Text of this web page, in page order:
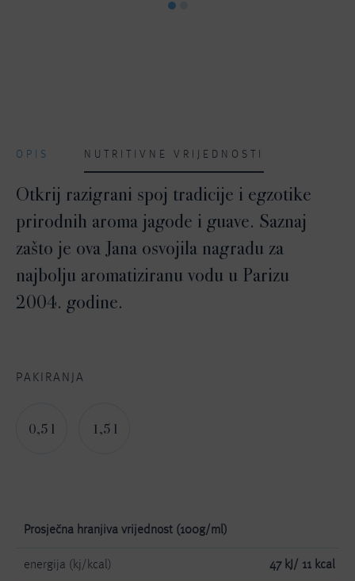
OPIS NUTRITIVNE VRIJEDNOSTI
Otkrij razigrani spoj tradicije i egzotike
prirodnih aroma jagode i guave. Saznaj
zašto je ova Jana osvojila nagradu za
najbolju aromatiziranu vodu u Parizu
2004. godine.
PAKIRANJA
0,5 l 1,5 l
Prosječna hranjiva vrijednost (100g/ml)
energija (kj/kcal) 47 kJ/ 11 kcal